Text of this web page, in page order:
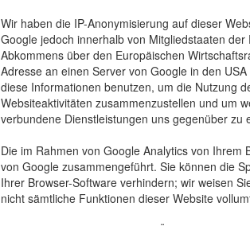
Wir haben die IP-Anonymisierung auf dieser
Google jedoch innerhalb von Mitgliedstaaten
Abkommens über den Europäischen
Adresse an einen Server von Google in den
diese Informationen benutzen, um die Nutzung
Websiteaktivitäten zusammenzustellen und um
verbundene Dienstleistungen uns gegenüber zu
Die im Rahmen von Google Analytics von
von Google zusammengeführt. Sie können die
Ihrer Browser-Software verhindern; wir weisen
nicht sämtliche Funktionen dieser Website